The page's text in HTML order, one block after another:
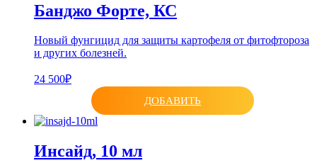
Банджо Форте, КС
Новый фунгицид для защиты картофеля от фитофтороза
и других болезней.
24 500₽
ДОБАВИТЬ
Инсайд, 10 мл